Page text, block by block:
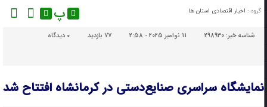
گروه : اخبار اقتصادی استان ها پ
شناسه خبر:298930 11 نوامبر 2025 - 2:58 77 بازدید دیدگاه
نمایشگاه سراسری صنایع‌دستی در کرمانشاه افتتاح شد